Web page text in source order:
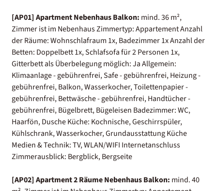
[AP01] Apartment Nebenhaus Balkon: mind. 36 m²,
Zimmer ist im Nebenhaus Zimmertyp: Appartement Anzahl
der Räume: Wohnschlafraum 1x, Badezimmer 1x Anzahl der
Betten: Doppelbett 1x, Schlafsofa für 2 Personen 1x,
Gitterbett als Überbelegung möglich: Ja Allgemein:
Klimaanlage - gebührenfrei, Safe - gebührenfrei, Heizung -
gebührenfrei, Balkon, Wasserkocher, Toilettenpapier -
gebührenfrei, Bettwäsche - gebührenfrei, Handtücher -
gebührenfrei, Bügelbrett, Bügeleisen Badezimmer: WC,
Haarfön, Dusche Küche: Kochnische, Geschirrspüler,
Kühlschrank, Wasserkocher, Grundausstattung Küche
Medien & Technik: TV, WLAN/WIFI Internetanschluss
Zimmerausblick: Bergblick, Bergseite
[AP02] Apartment 2 Räume Nebenhaus Balkon: mind. 40